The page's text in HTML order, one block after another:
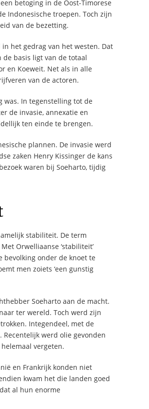
betoging in de Oost-Timorese
Indonesische troepen. Toch zijn
van de bezetting.
het gedrag van het westen. Dat
basis ligt van de totaal
en Koeweit. Net als in alle
van de actoren.
was. In tegenstelling tot de
de invasie, annexatie en
ten einde te brengen.
plannen. De invasie werd
zaken Henry Kissinger de kans
waren bij Soeharto, tijdig
stabiliteit. De term
Orwelliaanse ‘stabiliteit’
onder de knoet te
men zoiets ‘een gunstig
Soeharto aan de macht.
ter wereld. Toch werd zijn
Integendeel, met de
Recentelijk werd olie gevonden
vergeten.
en Frankrijk konden niet
kwam het die landen goed
al hun enorme